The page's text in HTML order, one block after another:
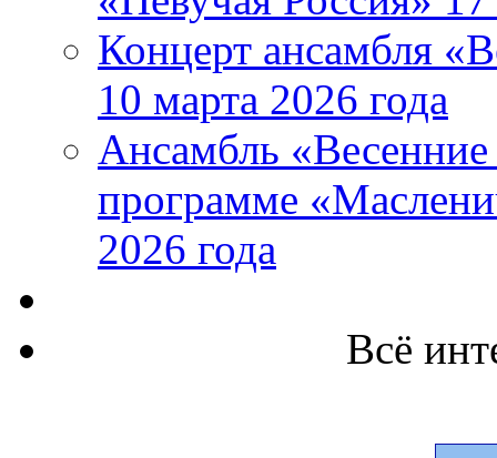
Концерт ансамбля
10 марта 2026 года
Ансамбль «Весенние
программе
2026 года
Всё